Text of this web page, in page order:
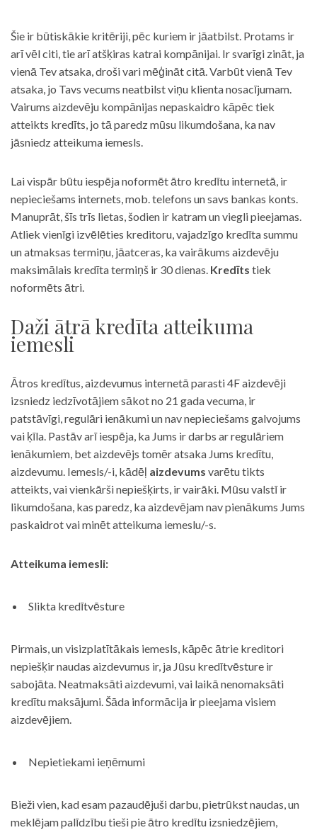
Šie ir būtiskākie kritēriji, pēc kuriem ir jāatbilst. Protams ir
arī vēl citi, tie arī atšķiras katrai kompānijai. Ir svarīgi zināt, ja
vienā Tev atsaka, droši vari mēģināt citā. Varbūt vienā Tev
atsaka, jo Tavs vecums neatbilst viņu klienta nosacījumam.
Vairums aizdevēju kompānijas nepaskaidro kāpēc tiek
atteikts kredīts, jo tā paredz mūsu likumdošana, ka nav
jāsniedz atteikuma iemesls.
Lai vispār būtu iespēja noformēt ātro kredītu internetā, ir
nepieciešams internets, mob. telefons un savs bankas konts.
Manuprāt, šīs trīs lietas, šodien ir katram un viegli pieejamas.
Atliek vienīgi izvēlēties kreditoru, vajadzīgo kredīta summu
un atmaksas termiņu, jāatceras, ka vairākums aizdevēju
maksimālais kredīta termiņš ir 30 dienas. Kredīts tiek
noformēts ātri.
Daži ātrā kredīta atteikuma
iemesli
Ātros kredītus, aizdevumus internetā parasti 4F aizdevēji
izsniedz iedzīvotājiem sākot no 21 gada vecuma, ir
patstāvīgi, regulāri ienākumi un nav nepieciešams galvojums
vai ķīla. Pastāv arī iespēja, ka Jums ir darbs ar regulāriem
ienākumiem, bet aizdevējs tomēr atsaka Jums kredītu,
aizdevumu. Iemesls/-i, kādēļ aizdevums varētu tikts
atteikts, vai vienkārši nepiešķirts, ir vairāki. Mūsu valstī ir
likumdošana, kas paredz, ka aizdevējam nav pienākums Jums
paskaidrot vai minēt atteikuma iemeslu/-s.
Atteikuma iemesli:
Slikta kredītvēsture
Pirmais, un visizplatītākais iemesls, kāpēc ātrie kreditori
nepiešķir naudas aizdevumus ir, ja Jūsu kredītvēsture ir
sabojāta. Neatmaksāti aizdevumi, vai laikā nenomaksāti
kredītu maksājumi. Šāda informācija ir pieejama visiem
aizdevējiem.
Nepietiekami ieņēmumi
Bieži vien, kad esam pazaudējuši darbu, pietrūkst naudas, un
meklējam palīdzību tieši pie ātro kredītu izsniedzējiem,